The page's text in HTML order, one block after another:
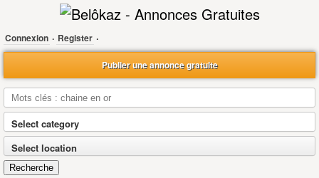
Connexion · Register ·
Publier une annonce gratuite
Select category
Select location
Recherche